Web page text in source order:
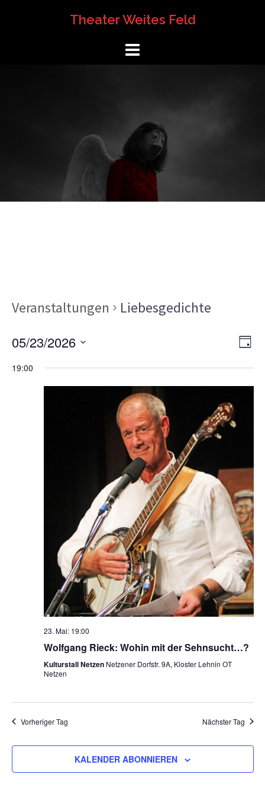
Theater Weites Feld
Veranstaltungen Liebesgedichte
TAG
05/23/2026
19:00
23. Mai: 19:00
Wolfgang Rieck: Wohin mit der Sehnsucht…?
Kulturstall Netzen Netzener Dorfstr. 9A, Kloster Lehnin OT
Netzen
Vorheriger Tag Nächster Tag
KALENDER ABONNIEREN